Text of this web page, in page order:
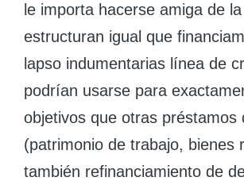
le importa hacerse amiga de
estructuran igual que
lapso indumentarias línea de
podrían usarse para
objetivos que otras préstamos
(patrimonio de trabajo, bienes
también refinanciamiento de